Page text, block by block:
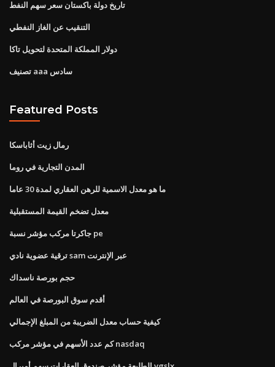
تاريخ دولة باكستان سعر سهم النفط
التنقيب عن الغاز النفطي
دولار المملكة المتحدة لتحويل تاكا
تصنيف aaa سادس
Featured Posts
رمال زيت أثاباسكا
المدن التجارية في روما
ما هو معدل الاسمية للرهن العقاري لمدة 30 عاما
معدل تضخم القيمة المستقبلية
جاكرتا مركب مؤشر نسبة pe
ترقية عضوية نادي sam عبر الإنترنت
حجم بورصة ناسداك
أقدم سوق البورصة في العالم
كيفية حساب معدل الضريبة من المبلغ الإجمالي
كم عدد الأسهم في مؤشر مركب nasdaq